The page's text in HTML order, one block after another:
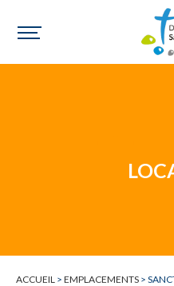
Un
ACCUEIL > EMPLACEMENTS >